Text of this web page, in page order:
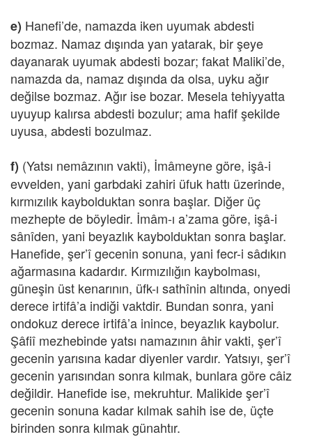
e) Hanefi’de, namazda iken uyumak abdesti
bozmaz. Namaz dışında yan yatarak, bir şeye
dayanarak uyumak abdesti bozar; fakat Maliki’de,
namazda da, namaz dışında da olsa, uyku ağır
değilse bozmaz. Ağır ise bozar. Mesela tehiyyatta
uyuyup kalırsa abdesti bozulur; ama hafif şekilde
uyusa, abdesti bozulmaz.
f) (Yatsı nemâzının vakti), İmâmeyne göre, işâ-i
evvelden, yani garbdaki zahiri üfuk hattı üzerinde,
kırmızılık kaybolduktan sonra başlar. Diğer üç
mezhepte de böyledir. İmâm-ı a’zama göre, işâ-i
sânîden, yani beyazlık kaybolduktan sonra başlar.
Hanefide, şer’î gecenin sonuna, yani fecr-i sâdıkın
ağarmasına kadardır. Kırmızılığın kaybolması,
güneşin üst kenarının, üfk-ı sathînin altında, onyedi
derece irtifâ’a indiği vaktdir. Bundan sonra, yani
ondokuz derece irtifâ’a inince, beyazlık kaybolur.
Şâfiî mezhebinde yatsı namazının âhir vakti, şer’î
gecenin yarısına kadar diyenler vardır. Yatsıyı, şer’î
gecenin yarısından sonra kılmak, bunlara göre câiz
değildir. Hanefide ise, mekruhtur. Malikide şer’î
gecenin sonuna kadar kılmak sahih ise de, üçte
birinden sonra kılmak günahtır.